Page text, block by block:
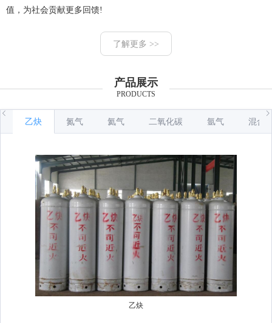
值，为社会贡献更多回馈!
了解更多 >>
产品展示
PRODUCTS
乙炔 氮气 氦气 二氧化碳 氩气 混合
乙炔